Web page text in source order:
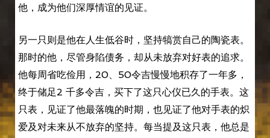
他，成为他们深厚情谊的见证。
另一只则是他在人生低谷时，坚持犒赏自己的陶瓷表。
那时的他，尽管身陷债务，却从未放弃对好表的追求。
他每周省吃俭用，20、50令吉慢慢地积存了一年多，
终于储足2 千多令吉，买下了这只心仪已久的手表。这
只表，见证了他最落魄的时期，也见证了他对手表的炽
爱及对未来从不放弃的坚持。每当提及这只表，他总是